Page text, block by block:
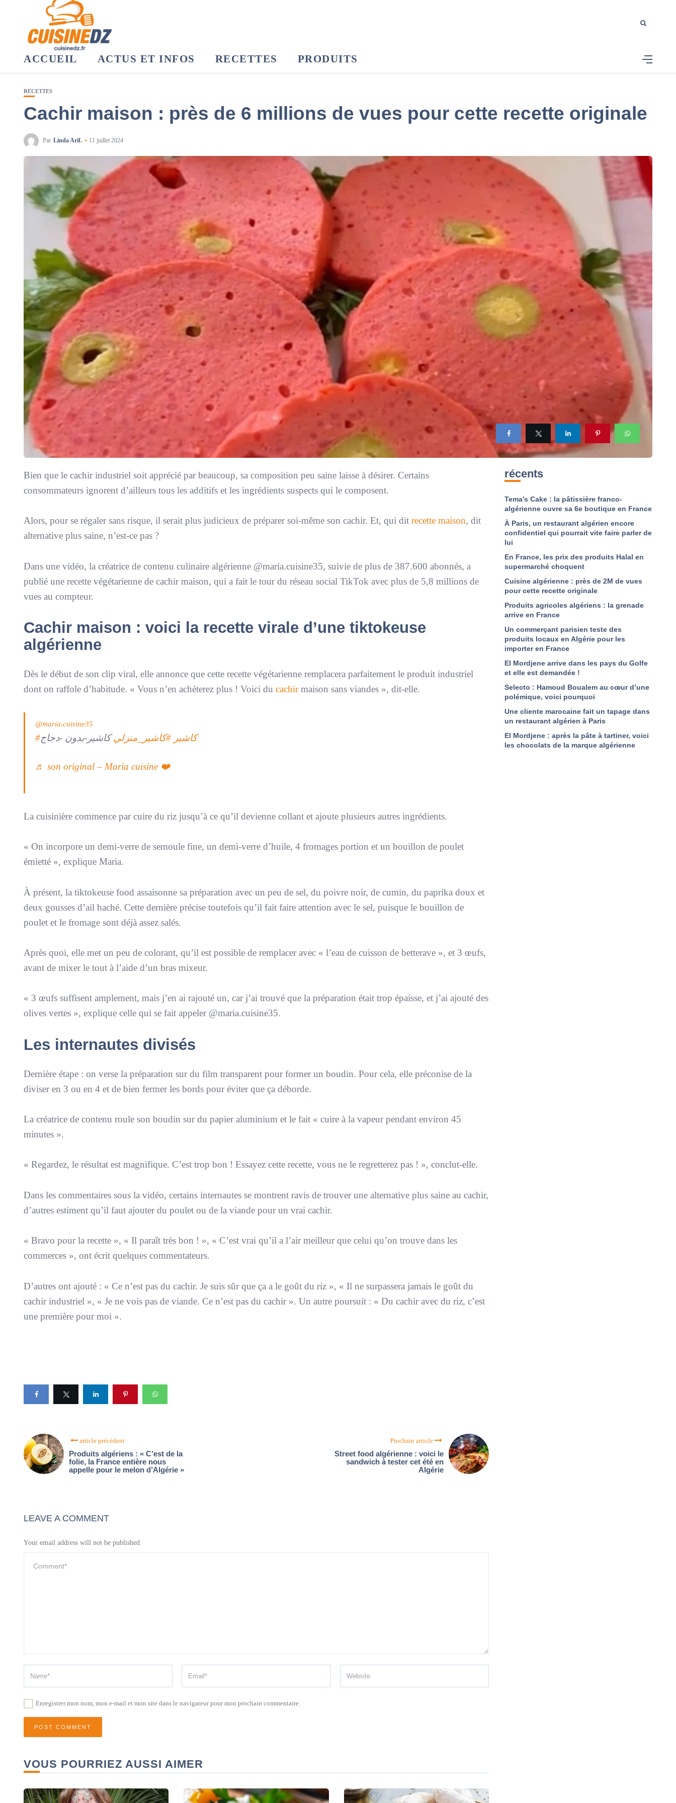
ACCUEIL ACTUS ET INFOS RECETTES PRODUITS
RECETTES
Cachir maison : près de 6 millions de vues pour cette recette originale
Par Linda Arif. 11 juillet 2024
Bien que le cachir industriel soit apprécié par beaucoup, sa composition peu saine laisse à désirer. Certains
consommateurs ignorent d’ailleurs tous les additifs et les ingrédients suspects qui le composent.
Alors, pour se régaler sans risque, il serait plus judicieux de préparer soi-même son cachir. Et, qui dit recette maison, dit
alternative plus saine, n’est-ce pas ?
Dans une vidéo, la créatrice de contenu culinaire algérienne @maria.cuisine35, suivie de plus de 387.600 abonnés, a
publié une recette végétarienne de cachir maison, qui a fait le tour du réseau social TikTok avec plus de 5,8 millions de
vues au compteur.
Cachir maison : voici la recette virale d’une tiktokeuse
algérienne
Dès le début de son clip viral, elle annonce que cette recette végétarienne remplacera parfaitement le produit industriel
dont on raffole d’habitude. « Vous n’en achèterez plus ! Voici du cachirmaison sans viandes », dit-elle.
@maria.cuisine35
#كاشير #كاشير_منزليكاشير-بدون -دجاج
♬ son original – Maria cuisine ❤️
La cuisinière commence par cuire du riz jusqu’à ce qu’il devienne collant et ajoute plusieurs autres ingrédients.
« On incorpore un demi-verre de semoule fine, un demi-verre d’huile, 4 fromages portion et un bouillon de poulet
émietté », explique Maria.
À présent, la tiktokeuse food assaisonne sa préparation avec un peu de sel, du poivre noir, de cumin, du paprika doux et
deux gousses d’ail haché. Cette dernière précise toutefois qu’il fait faire attention avec le sel, puisque le bouillon de
poulet et le fromage sont déjà assez salés.
Après quoi, elle met un peu de colorant, qu’il est possible de remplacer avec « l’eau de cuisson de betterave », et 3 œufs,
avant de mixer le tout à l’aide d’un bras mixeur.
« 3 œufs suffisent amplement, mais j’en ai rajouté un, car j’ai trouvé que la préparation était trop épaisse, et j’ai ajouté des
olives vertes », explique celle qui se fait appeler @maria.cuisine35.
Les internautes divisés
Dernière étape : on verse la préparation sur du film transparent pour former un boudin. Pour cela, elle préconise de la
diviser en 3 ou en 4 et de bien fermer les bords pour éviter que ça déborde.
La créatrice de contenu roule son boudin sur du papier aluminium et le fait « cuire à la vapeur pendant environ 45
minutes ».
« Regardez, le résultat est magnifique. C’est trop bon ! Essayez cette recette, vous ne le regretterez pas ! », conclut-elle.
Dans les commentaires sous la vidéo, certains internautes se montrent ravis de trouver une alternative plus saine au cachir,
d’autres estiment qu’il faut ajouter du poulet ou de la viande pour un vrai cachir.
« Bravo pour la recette », « Il paraît très bon ! », « C’est vrai qu’il a l’air meilleur que celui qu’on trouve dans les
commerces », ont écrit quelques commentateurs.
D’autres ont ajouté : « Ce n’est pas du cachir. Je suis sûr que ça a le goût du riz », « Il ne surpassera jamais le goût du
cachir industriel », « Je ne vois pas de viande. Ce n’est pas du cachir ». Un autre poursuit : « Du cachir avec du riz, c’est
une première pour moi ».
article précédent
Produits algériens : « C’est de la
folie, la France entière nous
appelle pour le melon d’Algérie »
Prochain article
Street food algérienne : voici le
sandwich à tester cet été en
Algérie
LEAVE A COMMENT
Your email address will not be published.
Enregistrer mon nom, mon e-mail et mon site dans le navigateur pour mon prochain commentaire.
VOUS POURRIEZ AUSSI AIMER
récents
Tema’s Cake : la pâtissière franco-
algérienne ouvre sa 6e boutique en France
À Paris, un restaurant algérien encore
confidentiel qui pourrait vite faire parler de
lui
En France, les prix des produits Halal en
supermarché choquent
Cuisine algérienne : près de 2M de vues
pour cette recette originale
Produits agricoles algériens : la grenade
arrive en France
Un commerçant parisien teste des
produits locaux en Algérie pour les
importer en France
El Mordjene arrive dans les pays du Golfe
et elle est demandée !
Selecto : Hamoud Boualem au cœur d’une
polémique, voici pourquoi
Une cliente marocaine fait un tapage dans
un restaurant algérien à Paris
El Mordjene : après la pâte à tartiner, voici
les chocolats de la marque algérienne